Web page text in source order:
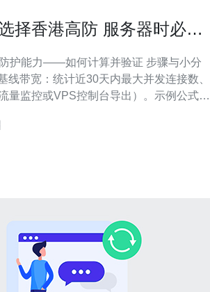
择香港高防 服务器时必须
护能力——如何计算并验证 步骤与小分
线带宽：统计近30天内最大并发连接数、
量监控或VPS控制台导出）。示例公式：
预估。 - 2) 要求清洗带宽：选择清洗